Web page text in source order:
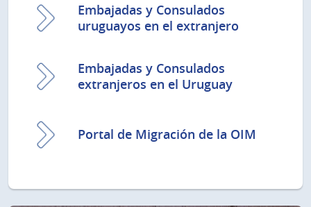
Embajadas y Consulados
uruguayos en el extranjero
Embajadas y Consulados
extranjeros en el Uruguay
Portal de Migración de la OIM